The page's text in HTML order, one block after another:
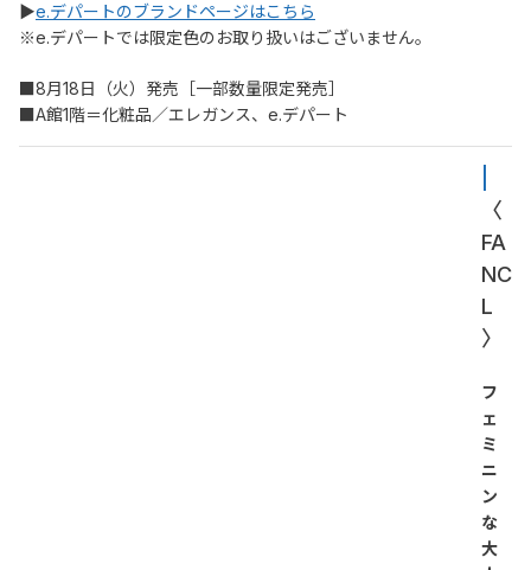
▶e.デパートのブランドページはこちら
※e.デパートでは限定色のお取り扱いはございません。
■8月18日（火）発売［一部数量限定発売］
■A館1階＝化粧品／エレガンス、e.デパート
〈
FA
NC
L
〉
フ
ェ
ミ
ニ
ン
な
大